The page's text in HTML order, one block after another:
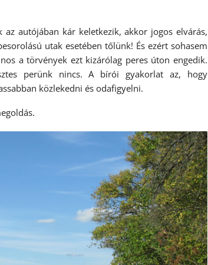
autójában kár keletkezik, akkor jogos elvárás,
utak esetében tőlünk! És ezért sohasem
a törvények ezt kizárólag peres úton engedik.
perünk nincs. A bírói gyakorlat az, hogy
közlekedni és odafigyelni.